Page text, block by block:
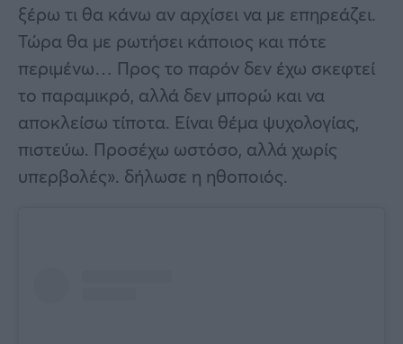
ξέρω τι θα κάνω αν αρχίσει να με επηρεάζει.
Τώρα θα με ρωτήσει κάποιος και πότε
περιμένω… Προς το παρόν δεν έχω σκεφτεί
το παραμικρό, αλλά δεν μπορώ και να
αποκλείσω τίποτα. Είναι θέμα ψυχολογίας,
πιστεύω. Προσέχω ωστόσο, αλλά χωρίς
υπερβολές». δήλωσε η ηθοποιός.